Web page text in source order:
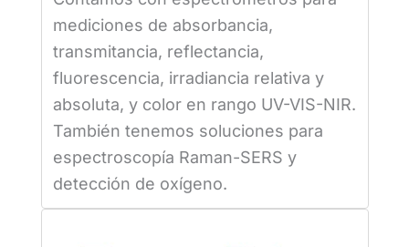
mediciones de absorbancia,
transmitancia, reflectancia,
fluorescencia, irradiancia relativa y
absoluta, y color en rango UV-VIS-NIR.
También tenemos soluciones para
espectroscopía Raman-SERS y
detección de oxígeno.